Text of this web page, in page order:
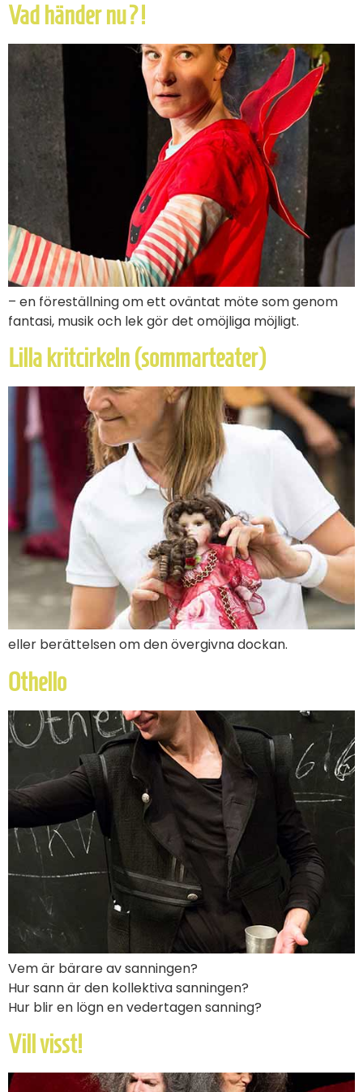
Vad händer nu?!
– en föreställning om ett oväntat möte som genom
fantasi, musik och lek gör det omöjliga möjligt.
Lilla kritcirkeln (sommarteater)
eller berättelsen om den övergivna dockan.
Othello
Vem är bärare av sanningen?
Hur sann är den kollektiva sanningen?
Hur blir en lögn en vedertagen sanning?
Vill visst!